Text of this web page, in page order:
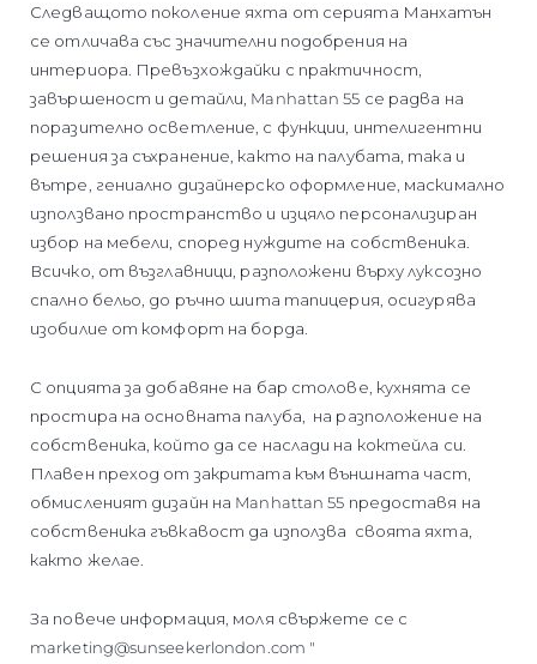
Следващото поколение яхта от серията Манхатън
се отличава със значителни подобрения на
интериора. Превъзхождайки с практичност,
завършеност и детайли, Manhattan 55 се радва на
поразително осветление, с функции, интелигентни
решения за съхранение, както на палубата, така и
вътре, гениално дизайнерско оформление, маскимално
използвано пространство и изцяло персонализиран
избор на мебели, според нуждите на собственика.
Всичко, от възглавници, разположени върху луксозно
спално бельо, до ръчно шита тапицерия, осигурява
изобилие от комфорт на борда.
С опцията за добавяне на бар столове, кухнята се
простира на основната палуба, на разположение на
собственика, който да се наслади на коктейла си.
Плавен преход от закритата към външната част,
обмисленият дизайн на Manhattan 55 предоставя на
собственика гъвкавост да използва своята яхта,
както желае.
За повече информация, моля свържете се с
marketing@sunseekerlondon.com "